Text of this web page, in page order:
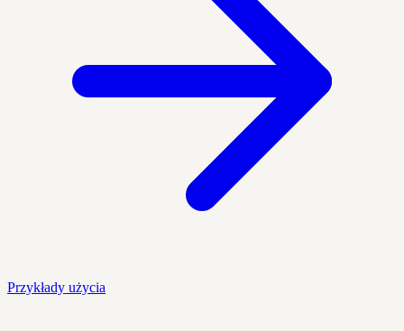
Przykłady użycia